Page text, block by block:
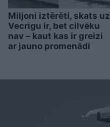
Miljoni iztērēti, skats uz
Vecrīgu ir, bet cilvēku
nav – kaut kas ir greizi
ar jauno promenādi